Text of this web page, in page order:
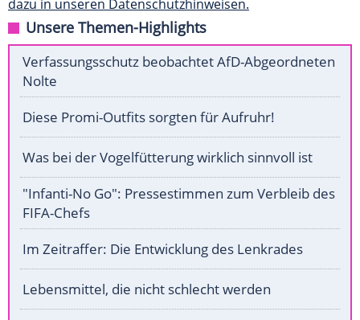
dazu in unseren Datenschutzhinweisen.
Unsere Themen-Highlights
Verfassungsschutz beobachtet AfD-Abgeordneten
Nolte
Diese Promi-Outfits sorgten für Aufruhr!
Was bei der Vogelfütterung wirklich sinnvoll ist
"Infanti-No Go": Pressestimmen zum Verbleib des
FIFA-Chefs
Im Zeitraffer: Die Entwicklung des Lenkrades
Lebensmittel, die nicht schlecht werden